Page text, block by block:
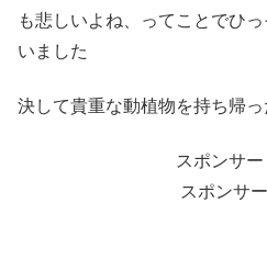
も悲しいよね、ってことでひ
いました
決して貴重な動植物を持ち帰
スポンサー
スポンサ